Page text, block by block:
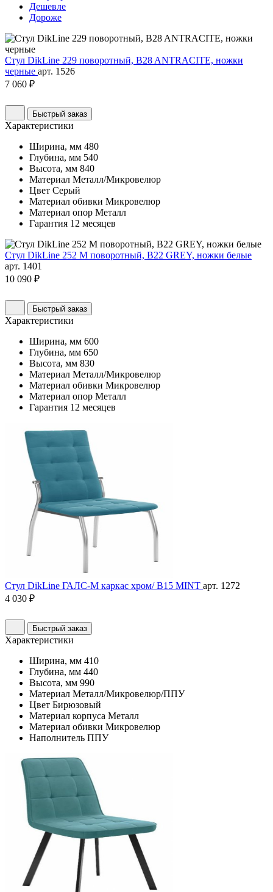
Дешевле
Дороже
Стул DikLine 229 поворотный, B28 ANTRACITE, ножки
черные арт. 1526
7 060 ₽
Быстрый заказ
Характеристики
Ширина, мм 480
Глубина, мм 540
Высота, мм 840
Материал Металл/Микровелюр
Цвет Серый
Материал обивки Микровелюр
Материал опор Металл
Гарантия 12 месяцев
Стул DikLine 252 М поворотный, B22 GREY, ножки белые
арт. 1401
10 090 ₽
Быстрый заказ
Характеристики
Ширина, мм 600
Глубина, мм 650
Высота, мм 830
Материал Металл/Микровелюр
Материал обивки Микровелюр
Материал опор Металл
Гарантия 12 месяцев
Стул DikLine ГАЛС-М каркас хром/ B15 MINT арт. 1272
4 030 ₽
Быстрый заказ
Характеристики
Ширина, мм 410
Глубина, мм 440
Высота, мм 990
Материал Металл/Микровелюр/ППУ
Цвет Бирюзовый
Материал корпуса Металл
Материал обивки Микровелюр
Наполнитель ППУ